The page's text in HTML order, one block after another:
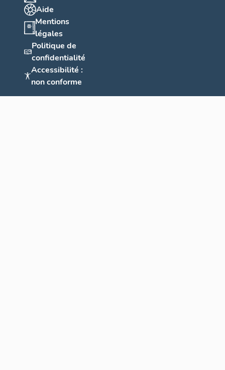
Aide
Mentions
légales
Politique de
confidentialité
Accessibilité :
non conforme